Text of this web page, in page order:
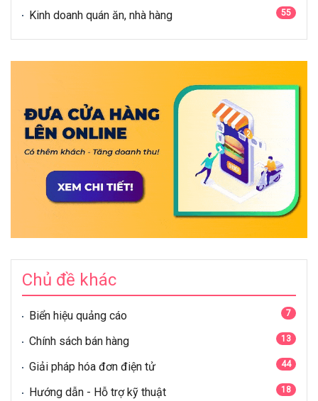
Kinh doanh quán ăn, nhà hàng 55
Chủ đề khác
Biển hiệu quảng cáo 7
Chính sách bán hàng 13
Giải pháp hóa đơn điện tử 44
Hướng dẫn - Hỗ trợ kỹ thuật 18